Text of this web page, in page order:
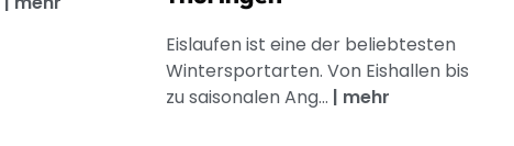
Eislaufen ist eine der beliebtesten
Wintersportarten. Von Eishallen bis
zu saisonalen Ang... | mehr